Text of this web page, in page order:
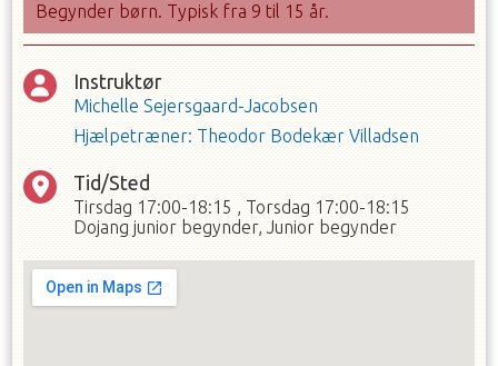
Begynder børn. Typisk fra 9 til 15 år.
Instruktør
Michelle Sejersgaard-Jacobsen
Hjælpetræner: Theodor Bodekær Villadsen
Tid/Sted
Tirsdag 17:00-18:15 Torsdag 17:00-18:15
Dojang junior begynder, Junior begynder